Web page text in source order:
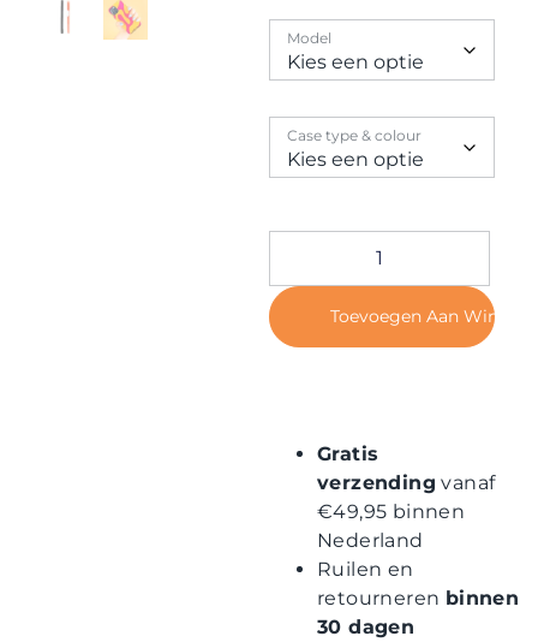
Model
Case type & colour
Toevoegen Aan
Gratis
verzending vanaf
€49,95 binnen
Nederland
Ruilen en
retourneren binnen
30 dagen